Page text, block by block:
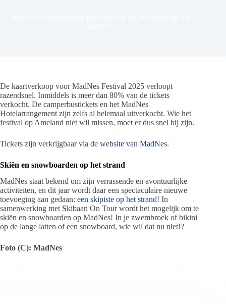
De kaartverkoop voor MadNes Festival 2025 verloopt
razendsnel. Inmiddels is meer dan 80% van de tickets
verkocht. De camperbustickets en het MadNes
Hotelarrangement zijn zelfs al helemaal uitverkocht. Wie het
festival op Ameland niet wil missen, moet er dus snel bij zijn.
Tickets zijn verkrijgbaar via de website van MadNes.
Skiën en snowboarden op het strand
MadNes staat bekend om zijn verrassende en avontuurlijke
activiteiten, en dit jaar wordt daar een spectaculaire nieuwe
toevoeging aan gedaan: een skipiste op het strand! In
samenwerking met Skibaan On Tour wordt het mogelijk om te
skiën en snowboarden op MadNes! In je zwembroek of bikini
op de lange latten of een snowboard, wie wil dat nu niet!?
Foto (C): MadNes